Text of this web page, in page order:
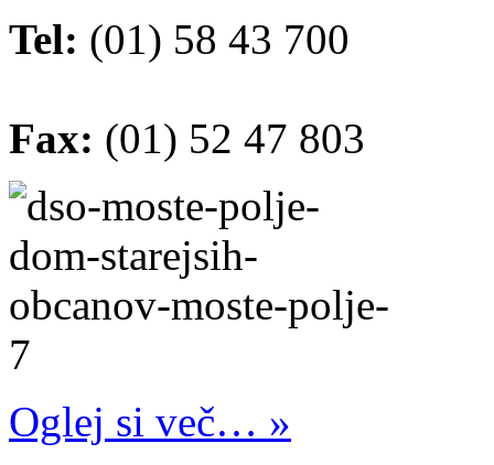
Tel: (01) 58 43 700
Fax: (01) 52 47 803
Oglej si več… »